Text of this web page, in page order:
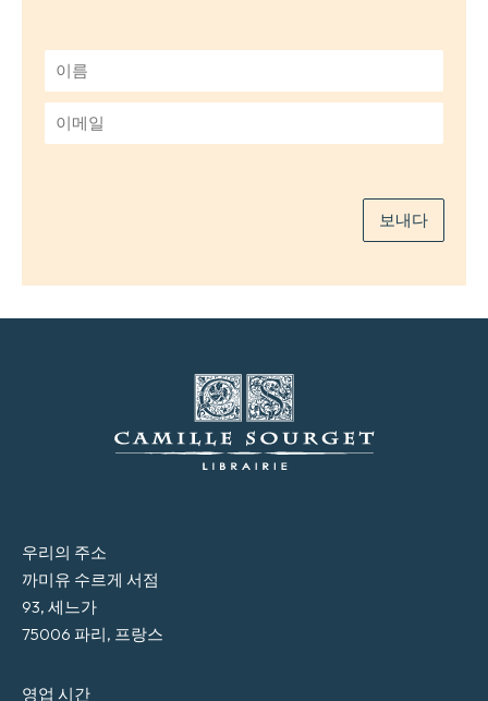
름
*
메
보내다
우리의 주소
까미유 수르게 서점
93, 세느가
75006 파리, 프랑스
영업 시간